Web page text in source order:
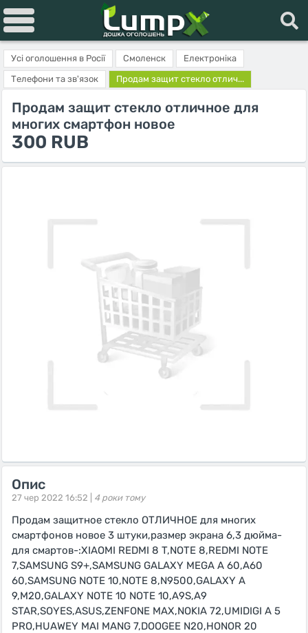
Усі оголошення в Росії Смоленск
Електроніка
Телефони та зв'язок
Продам защит стекло отлич...
Продам защит стекло отличное для
многих смартфон новое
300 RUB
Опис
27 чер 2022 16:52 | 4 роки тому
Продам защитное стекло ОТЛИЧНОЕ для многих
смартфонов новое 3 штуки,размер экрана 6,3 дюйма-
для смартов-:XIAOMI REDMI 8 T,NOTE 8,REDMI NOTE
7,SAMSUNG S9+,SAMSUNG GALAXY MEGA A 60,A60
60,SAMSUNG NOTE 10,NOTE 8,N9500,GALAXY A
9,M20,GALAXY NOTE 10 NOTE 10,A9S,A9
STAR,SOYES,ASUS,ZENFONE MAX,NOKIA 72,UMIDIGI A 5
PRO,HUAWEY MAI MANG 7,DOOGEE N20,HONOR 20